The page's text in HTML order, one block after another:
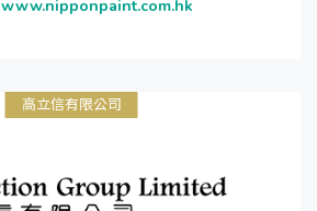
www.nipponpaint.com.hk
高立信有限公司